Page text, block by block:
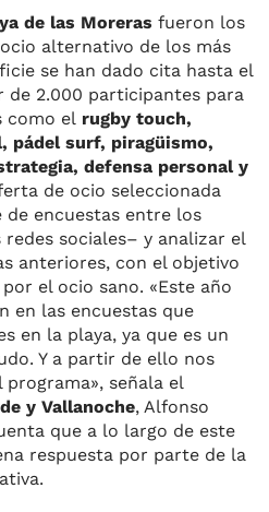
de las Moreras fueron los
alternativo de los más
se han dado cita hasta el
de 2.000 participantes para
como el rugby touch,
pádel surf, piragüismo,
defensa personal y
de ocio seleccionada
de encuestas entre los
sociales– y analizar el
anteriores, con el objetivo
el ocio sano. «Este año
en las encuestas que
en la playa, ya que es un
Y a partir de ello nos
señala el
y Vallanoche, Alfonso
que a lo largo de este
respuesta por parte de la